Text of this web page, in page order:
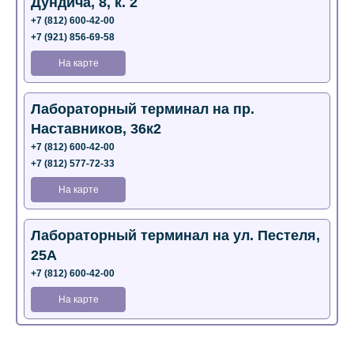
+7 (812) 600-42-00
+7 (921) 856-69-58
На карте
Лабораторный терминал на пр.
Наставников, 36к2
+7 (812) 600-42-00
+7 (812) 577-72-33
На карте
Лабораторный терминал на ул. Пестеля,
25А
+7 (812) 600-42-00
На карте